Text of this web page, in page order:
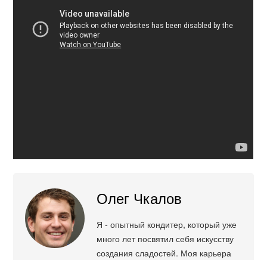
Олег Чкалов
Я - опытный кондитер, который уже
много лет посвятил себя искусству
создания сладостей. Моя карьера